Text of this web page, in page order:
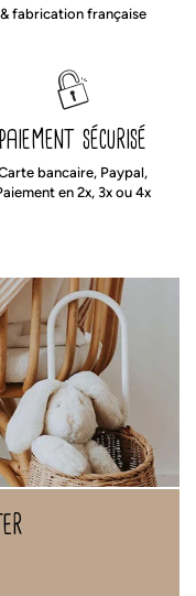
& fabrication française
paiement sécurisé
bancaire, Paypal,
en 2x, 3x ou 4x